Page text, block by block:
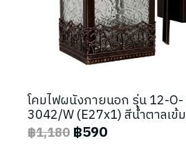
โคมไฟผนังภายนอก รุ่น 12-O-
3042/W (E27x1) สีน้ำตาลเข้ม
฿1,180 ฿590